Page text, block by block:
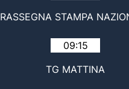
RASSEGNA STAMPA
09:15
TG MATTINA